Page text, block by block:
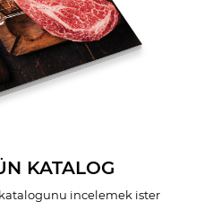
KATALOG
incelemek ister